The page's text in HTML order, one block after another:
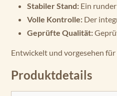
Stabiler Stand: Ein
Volle Kontrolle: Der
Geprüfte Qualität:
Entwickelt und vorgesehen
Produktdetails